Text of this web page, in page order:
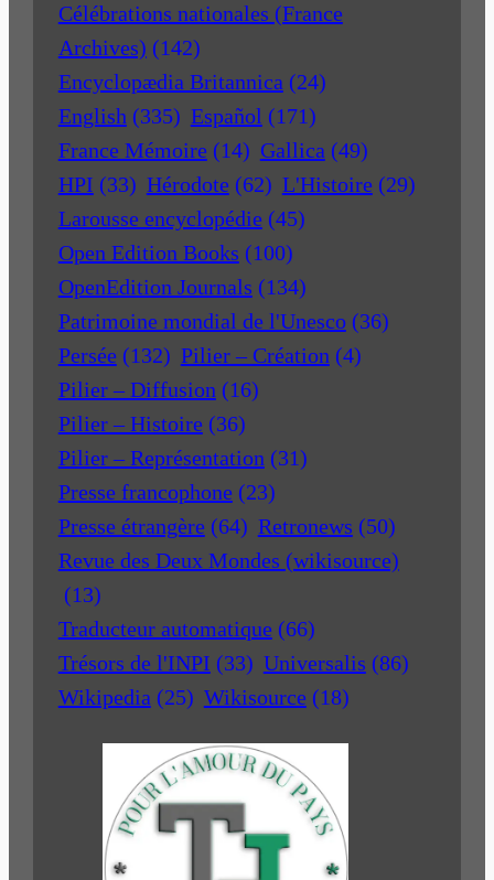
Célébrations nationales (France
Archives) (142)
Encyclopædia Britannica (24)
English (335) Español (171)
France Mémoire (14) Gallica (49)
HPI (33) Hérodote (62) L'Histoire (29)
Larousse encyclopédie (45)
Open Edition Books (100)
OpenEdition Journals (134)
Patrimoine mondial de l'Unesco (36)
Persée (132) Pilier – Création (4)
Pilier – Diffusion (16)
Pilier – Histoire (36)
Pilier – Représentation (31)
Presse francophone (23)
Presse étrangère (64) Retronews (50)
Revue des Deux Mondes (wikisource)
(13)
Traducteur automatique (66)
Trésors de l'INPI (33) Universalis (86)
Wikipedia (25) Wikisource (18)